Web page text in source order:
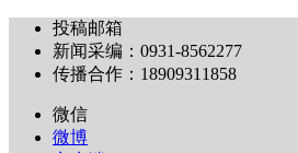
投稿邮箱
新闻采编：0931-8562277
传播合作：18909311858
微信
微博